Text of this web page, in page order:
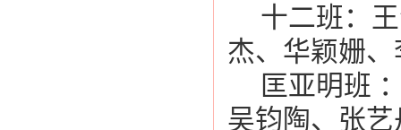
十二班：
杰、华颖姗
匡亚明班
吴钧陶、张艺